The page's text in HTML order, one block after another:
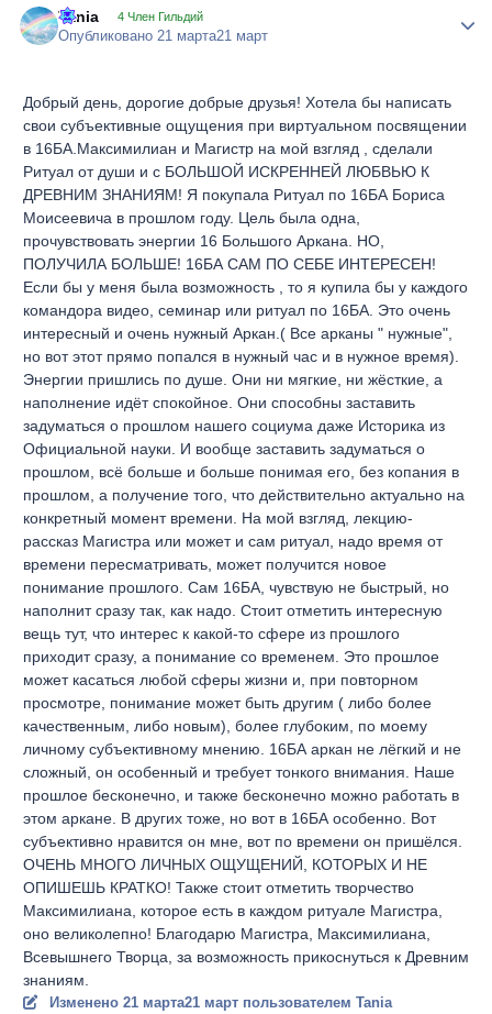
Tania 4 Член Гильдий
Опубликовано21 марта21 март
Добрый день, дорогие добрые друзья! Хотела бы написать
свои субъективные ощущения при виртуальном посвящении
в 16БА.Максимилиан и Магистр на мой взгляд , сделали
Ритуал от души и с БОЛЬШОЙ ИСКРЕННЕЙ ЛЮБВЬЮ К
ДРЕВНИМ ЗНАНИЯМ! Я покупала Ритуал по 16БА Бориса
Моисеевича в прошлом году. Цель была одна,
прочувствовать энергии 16 Большого Аркана. НО,
ПОЛУЧИЛА БОЛЬШЕ! 16БА САМ ПО СЕБЕ ИНТЕРЕСЕН!
Если бы у меня была возможность , то я купила бы у каждого
командора видео, семинар или ритуал по 16БА. Это очень
интересный и очень нужный Аркан.( Все арканы " нужные",
но вот этот прямо попался в нужный час и в нужное время).
Энергии пришлись по душе. Они ни мягкие, ни жёсткие, а
наполнение идёт спокойное. Они способны заставить
задуматься о прошлом нашего социума даже Историка из
Официальной науки. И вообще заставить задуматься о
прошлом, всё больше и больше понимая его, без копания в
прошлом, а получение того, что действительно актуально на
конкретный момент времени. На мой взгляд, лекцию-
рассказ Магистра или может и сам ритуал, надо время от
времени пересматривать, может получится новое
понимание прошлого. Сам 16БА, чувствую не быстрый, но
наполнит сразу так, как надо. Стоит отметить интересную
вещь тут, что интерес к какой-то сфере из прошлого
приходит сразу, а понимание со временем. Это прошлое
может касаться любой сферы жизни и, при повторном
просмотре, понимание может быть другим ( либо более
качественным, либо новым), более глубоким, по моему
личному субъективному мнению. 16БА аркан не лёгкий и не
сложный, он особенный и требует тонкого внимания. Наше
прошлое бесконечно, и также бесконечно можно работать в
этом аркане. В других тоже, но вот в 16БА особенно. Вот
субъективно нравится он мне, вот по времени он пришёлся.
ОЧЕНЬ МНОГО ЛИЧНЫХ ОЩУЩЕНИЙ, КОТОРЫХ И НЕ
ОПИШЕШЬ КРАТКО! Также стоит отметить творчество
Максимилиана, которое есть в каждом ритуале Магистра,
оно великолепно! Благодарю Магистра, Максимилиана,
Всевышнего Творца, за возможность прикоснуться к Древним
знаниям.
Изменено 21 марта21 мартпользователем Tania